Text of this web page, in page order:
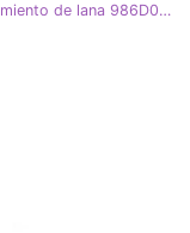
Zapatillas de mujer Dr.ORTO Befado con aislamiento de lana 986D013, azul marino